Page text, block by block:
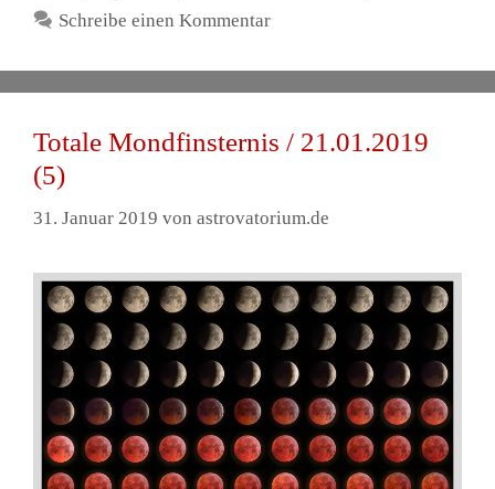
Schreibe einen Kommentar
Totale Mondfinsternis / 21.01.2019
(5)
31. Januar 2019 von astrovatorium.de